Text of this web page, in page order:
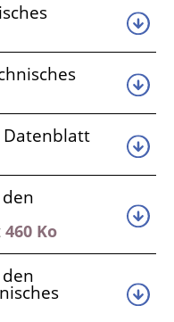
Datenblatt
460 Ko